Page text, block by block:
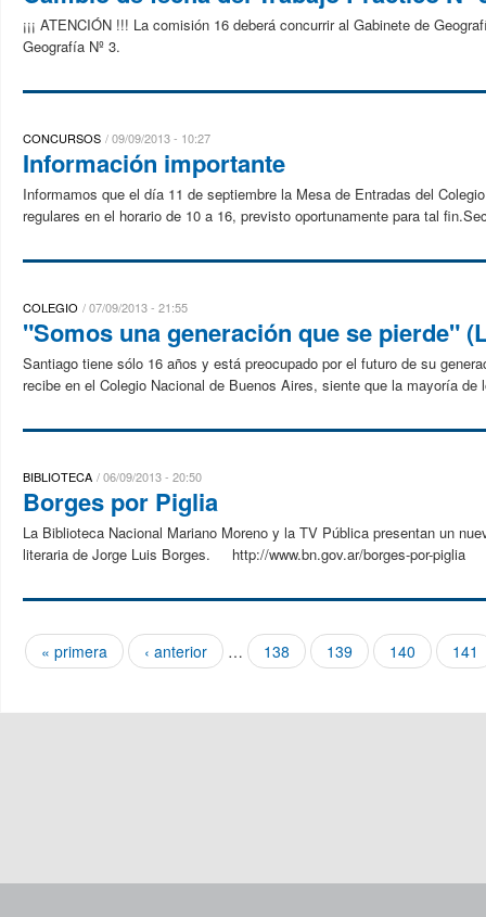
¡¡¡ ATENCIÓN !!! La comisión 16 deberá concurrir al Gabinete de
Geografía Nº 3.
CONCURSOS 09/09/2013 - 10:27
Información importante
Informamos que el día 11 de septiembre la Mesa de Entradas del
regulares en el horario de 10 a 16, previsto oportunamente para tal
COLEGIO 07/09/2013 - 21:55
"Somos una generación que se pierde"
Santiago tiene sólo 16 años y está preocupado por el futuro de su
recibe en el Colegio Nacional de Buenos Aires, siente que la mayoría
BIBLIOTECA 06/09/2013 - 20:50
Borges por Piglia
La Biblioteca Nacional Mariano Moreno y la TV Pública presentan un
literaria de Jorge Luis Borges. http://www.bn.gov.ar/borges-por-piglia
Páginas
« primera ‹ anterior … 138 139 140 141